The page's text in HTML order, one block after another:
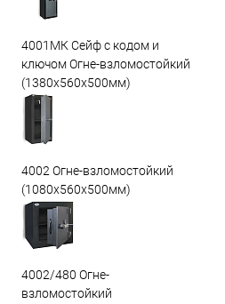
4001МК Сейф с кодом и
ключом Огне-взломостойкий
(1380х560х500мм)
4002 Огне-взломостойкий
(1080х560х500мм)
4002/480 Огне-
взломостойкий